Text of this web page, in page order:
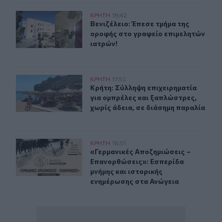
Βενιζέλειο: Έπεσε τμήμα της οροφής στο γραφείο
ΚΡΗΤΗ 19:42
Βενιζέλειο: Έπεσε τμήμα της
Βενιζέλειο: Έπεσε τμήμα της
οροφής στο γραφείο επιμελητών
ιατρών!
Κρήτη: Σύλληψη επιχειρηματία για ομπρέλες και
ΚΡΗΤΗ 17:52
Κρήτη: Σύλληψη επιχειρηματία
Κρήτη: Σύλληψη επιχειρηματία
για ομπρέλες και ξαπλώστρες,
χωρίς άδεια, σε διάσημη παραλία
«Γερμανικές Αποζημιώσεις – Επανορθώσεις»:
ΚΡΗΤΗ 16:51
«Γερμανικές Αποζημιώσεις –
«Γερμανικές Αποζημιώσεις –
Επανορθώσεις»: Εσπερίδα
μνήμης και ιστορικής
ενημέρωσης στα Ανώγεια